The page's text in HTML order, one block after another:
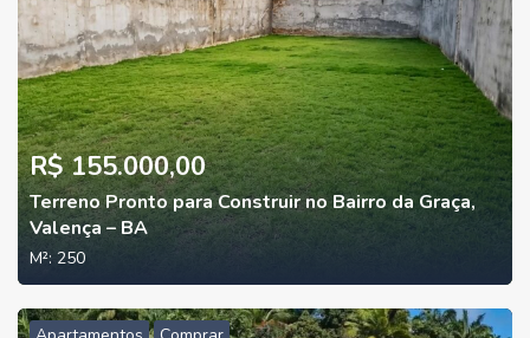
R$ 155.000,00
Terreno Pronto para Construir no Bairro da Graça,
Valença – BA
M²: 250